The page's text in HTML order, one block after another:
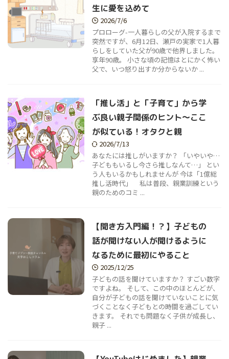
生に愛を込めて
2026/7/6
プロローグ-一人暮らしの父が入院するまで
突然ですが、6月12日、瀬戸の実家で1人暮
らしをしていた父が90歳で他界しました。
享年90歳。 小さな頃の記憶はとにかく怖い
父で、いつ怒り出すか分からないか ...
「推し活」と「子育て」から学
ぶ良い親子関係のヒント～ここ
が似ている！オタクと親
2026/7/13
あなたには推しがいますか？ 「いやいや…
子どももいるし今さら推しなんて…」 とい
う人もいるかもしれませんが 今は「1億総
推し活時代」 私は普段、親業訓練という
親のためのコミ ...
【聞き方入門編！？】子どもの
話が聞けない人が聞けるように
なるために最初にやること
2025/12/25
子どもの話を聞けていますか？ すごい数字
ですよね。 そして、この中のほとんどが、
自分が子どもの話を聞けていないことに気
づくことなく子どもとの時間を過ごしてい
きます。 それでも問題なく子供が成長し、
親子 ...